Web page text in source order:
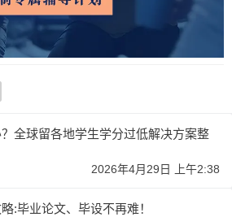
全球留各地学生学分过低解决方案整
2026年4月29日 上午2:38
:毕业论文、毕设不再难！